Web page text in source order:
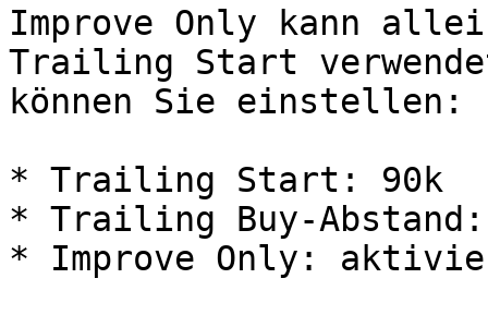
Improve Only kann
Trailing Start
können Sie einstellen:
* Trailing Start: 90k
* Trailing Buy-Abstand:
* Improve Only: